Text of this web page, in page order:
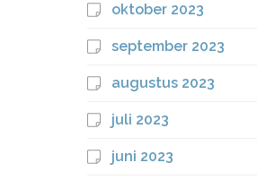
oktober 2023
september 2023
augustus 2023
juli 2023
juni 2023